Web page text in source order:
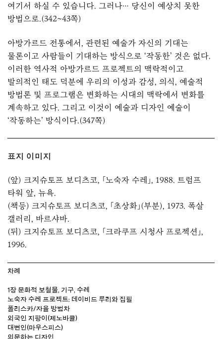
여기서 하실 수 있습니다. 그러나… 당신이 예상치 못한
방법으로.(342~43쪽)
아방가르드 전통에서, 관련된 예술가 자신의 기대는
물론이고 사람들이 기대하는 방식으로 ‘작동한’ 것은 없다.
이러한 역사적 아방가르드 프로젝트의 맥락적이고
발의적인 태도 덕분에 우리의 이성과 감성, 의식, 예술적
방법론 및 프로그램은 변화하는 시대의 맥락에서 변화를
계속하고 있다. 그리고 이것이 예술과 디자인 예술이
‘작동하는’ 방식이다.(347쪽)
표지 이미지
(앞) 크지슈토프 보디츠코, 「노숙자 수레」, 1988. 트럼프
타워 앞, 뉴욕.
(책등) 크지슈토프 보디츠코, 「초상화」(부분), 1973. 폭살
갤러리, 바르샤바.
(뒤) 크지슈토프 보디츠코, 「크라쿠프 시청사 프로젝션」,
1996.
차례
1장 문화적 보철물, 기구, 수레
노숙자 수레 프로젝트: 데이비드 루리와 집필
폴리스카/자율 방범차
외국인 지팡이(제노바큘)
대변인(마우스피스)
의문하는 디자인